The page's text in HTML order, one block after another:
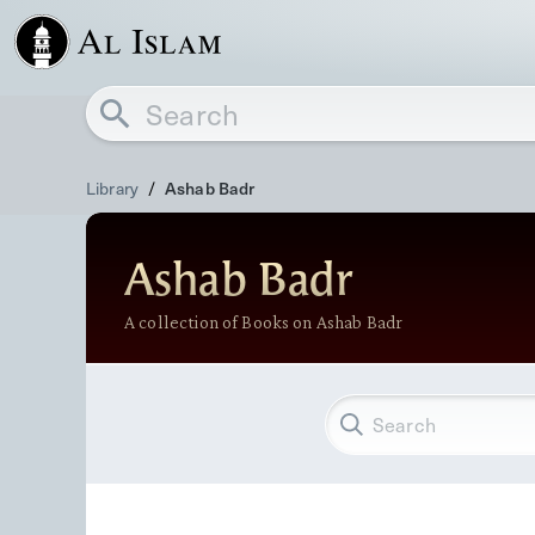
Library / Ashab Badr
Ashab Badr
A collection of Books on Ashab Badr